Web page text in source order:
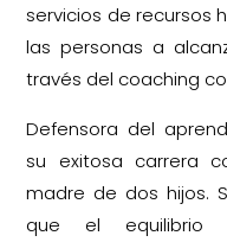
servicios de recursos
las personas a
través del coaching
Defensora del
su exitosa carrera
madre de dos hijos.
que el equilibrio